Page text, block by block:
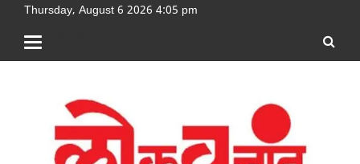
Thursday, August 6 2026 4:05 pm